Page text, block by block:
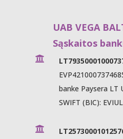
UAB VEGA
Sąskaitos

banke Paysera LT
SWIFT (BIC):
